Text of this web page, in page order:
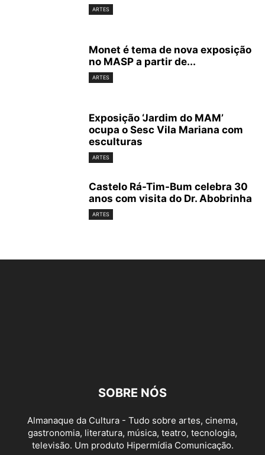
ARTES
Monet é tema de nova exposição
no MASP a partir de...
ARTES
Exposição ‘Jardim do MAM’
ocupa o Sesc Vila Mariana com
esculturas
ARTES
Castelo Rá-Tim-Bum celebra 30
anos com visita do Dr. Abobrinha
ARTES
SOBRE NÓS
Almanaque da Cultura - Tudo sobre artes, cinema,
gastronomia, literatura, música, teatro, tecnologia,
televisão. Um produto Hipermídia Comunicação.